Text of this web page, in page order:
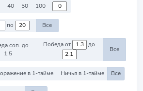
40 50 100
по Все
соп. до
1.5
Победа от до
Все
в 1-тайме Ничья в 1-тайме Все